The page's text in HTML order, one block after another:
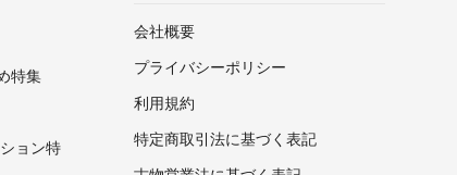
特集
ョン特
会社概要
プライバシーポリシー
利用規約
特定商取引法に基づく表記